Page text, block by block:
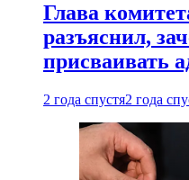
Глава
разъяснил,
присваивать
2 года спустя2 года